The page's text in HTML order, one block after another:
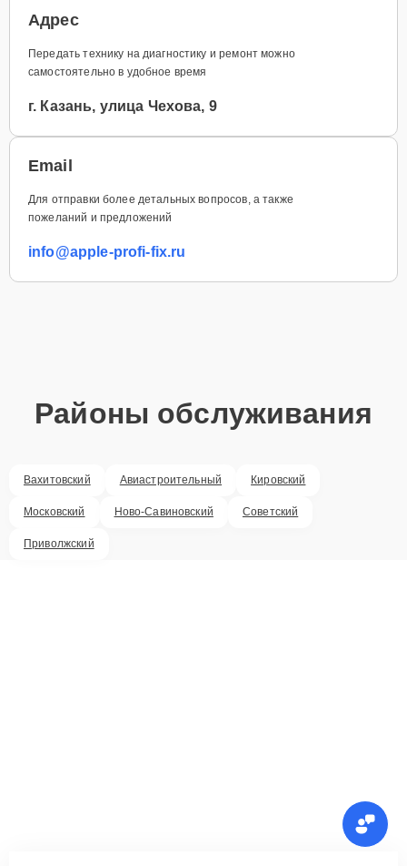
Адрес
Передать технику на диагностику и ремонт можно
самостоятельно в удобное время
г. Казань, улица Чехова, 9
Email
Для отправки более детальных вопросов, а также
пожеланий и предложений
info@apple-profi-fix.ru
Районы обслуживания
Вахитовский Авиастроительный Кировский
Московский Ново-Савиновский Советский
Приволжский